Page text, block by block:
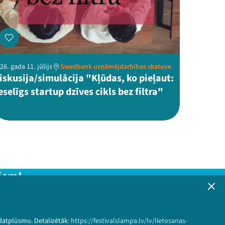
Detalizētāk: https://festivalslampa.lv/lv/lietosanas-
gada 11. jūlijs Swedbank uzņēmējdarbības skatuve
simulācija "Kļūdas, ko pieļaut:
startup dzīves cikls bez filtra"